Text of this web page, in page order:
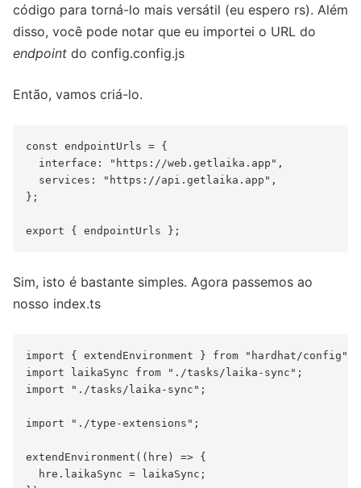
código para torná-lo mais versátil (eu espero rs). Além
disso, você pode notar que eu importei o URL do
endpoint do config.config.js
Então, vamos criá-lo.
const endpointUrls = {
  interface: "https://web.getlaika.app",
  services: "https://api.getlaika.app",
};
Sim, isto é bastante simples. Agora passemos ao
nosso index.ts
import { extendEnvironment } from "hardhat/config";
import laikaSync from "./tasks/laika-sync";
import "./tasks/laika-sync";
import "./type-extensions";
extendEnvironment((hre) => {
  hre.laikaSync = laikaSync;